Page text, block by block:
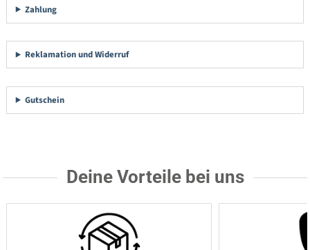
Zahlung
Reklamation und Widerruf
Gutschein
Deine Vorteile bei uns